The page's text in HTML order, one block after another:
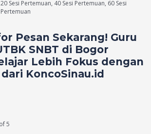
20 Sesi Pertemuan, 40 Sesi Pertemuan, 60 Sesi
Pertemuan
Pesan Sekarang! Guru
SNBT di Bogor
Lebih Fokus dengan
KoncoSinau.id
5